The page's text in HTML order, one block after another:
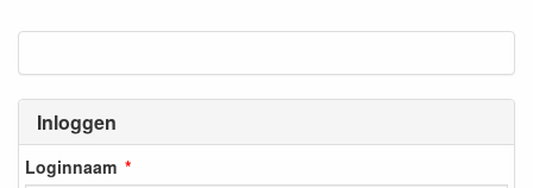
Inloggen
Loginnaam